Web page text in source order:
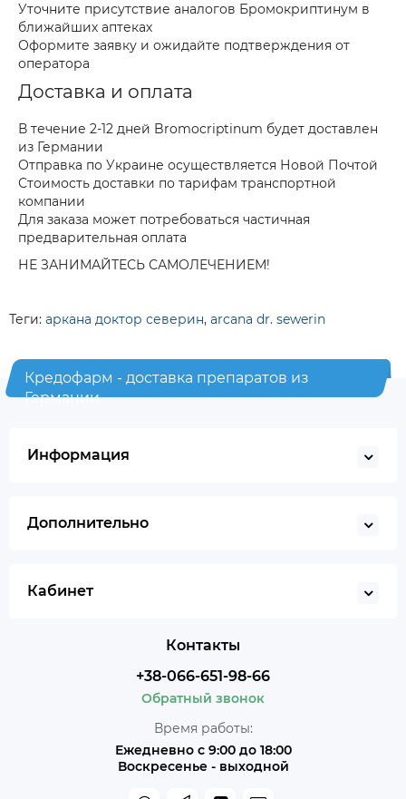
Уточните присутствие аналогов Бромокриптинум в
ближайших аптеках
Оформите заявку и ожидайте подтверждения от
оператора
Доставка и оплата
В течение 2-12 дней Bromocriptinum будет доставлен
из Германии
Отправка по Украине осуществляется Новой Почтой
Стоимость доставки по тарифам транспортной
компании
Для заказа может потребоваться частичная
предварительная оплата
НЕ ЗАНИМАЙТЕСЬ САМОЛЕЧЕНИЕМ!
Теги: аркана доктор северин, arcana dr. sewerin
Кредофарм - доставка препаратов из
Германии
Информация
Дополнительно
Кабинет
Контакты
+38-066-651-98-66
Обратный звонок
Время работы:
Ежедневно с 9:00 до 18:00
Воскресенье - выходной